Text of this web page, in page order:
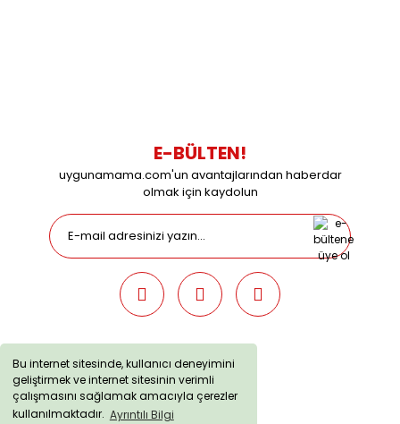
Bu internet sitesinde, kullanıcı deneyimini
geliştirmek ve internet sitesinin verimli
çalışmasını sağlamak amacıyla çerezler
kullanılmaktadır. Ayrıntılı Bilgi
E-BÜLTEN!
uygunamama.com'un avantajlarından haberdar
olmak için kaydolun
uygunamama.com © 2019 - Tüm Hakları Saklıdır. Kredi kartı
bilgileriniz 256bit SSL sertifikası ile korunmaktadır.